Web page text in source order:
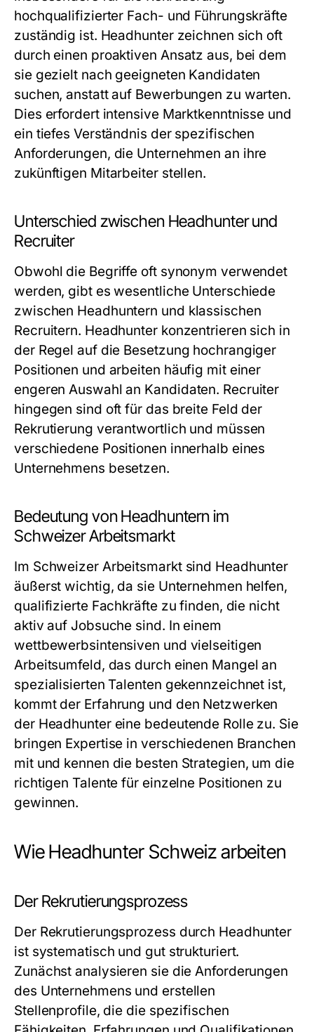
hochqualifizierter Fach- und Führungskräfte
zuständig ist. Headhunter zeichnen sich oft
durch einen proaktiven Ansatz aus, bei dem
sie gezielt nach geeigneten Kandidaten
suchen, anstatt auf Bewerbungen zu warten.
Dies erfordert intensive Marktkenntnisse und
ein tiefes Verständnis der spezifischen
Anforderungen, die Unternehmen an ihre
zukünftigen Mitarbeiter stellen.
Unterschied zwischen Headhunter und
Recruiter
Obwohl die Begriffe oft synonym verwendet
werden, gibt es wesentliche Unterschiede
zwischen Headhuntern und klassischen
Recruitern. Headhunter konzentrieren sich in
der Regel auf die Besetzung hochrangiger
Positionen und arbeiten häufig mit einer
engeren Auswahl an Kandidaten. Recruiter
hingegen sind oft für das breite Feld der
Rekrutierung verantwortlich und müssen
verschiedene Positionen innerhalb eines
Unternehmens besetzen.
Bedeutung von Headhuntern im
Schweizer Arbeitsmarkt
Im Schweizer Arbeitsmarkt sind Headhunter
äußerst wichtig, da sie Unternehmen helfen,
qualifizierte Fachkräfte zu finden, die nicht
aktiv auf Jobsuche sind. In einem
wettbewerbsintensiven und vielseitigen
Arbeitsumfeld, das durch einen Mangel an
spezialisierten Talenten gekennzeichnet ist,
kommt der Erfahrung und den Netzwerken
der Headhunter eine bedeutende Rolle zu. Sie
bringen Expertise in verschiedenen Branchen
mit und kennen die besten Strategien, um die
richtigen Talente für einzelne Positionen zu
gewinnen.
Wie Headhunter Schweiz arbeiten
Der Rekrutierungsprozess
Der Rekrutierungsprozess durch Headhunter
ist systematisch und gut strukturiert.
Zunächst analysieren sie die Anforderungen
des Unternehmens und erstellen
Stellenprofile, die die spezifischen